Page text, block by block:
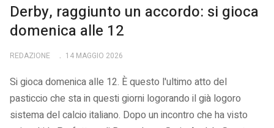
Derby, raggiunto un accordo: si gioca
domenica alle 12
REDAZIONE 14 MAGGIO 2026
Si gioca domenica alle 12. È questo l'ultimo atto del
pasticcio che sta in questi giorni logorando il già logoro
sistema del calcio italiano. Dopo un incontro che ha visto